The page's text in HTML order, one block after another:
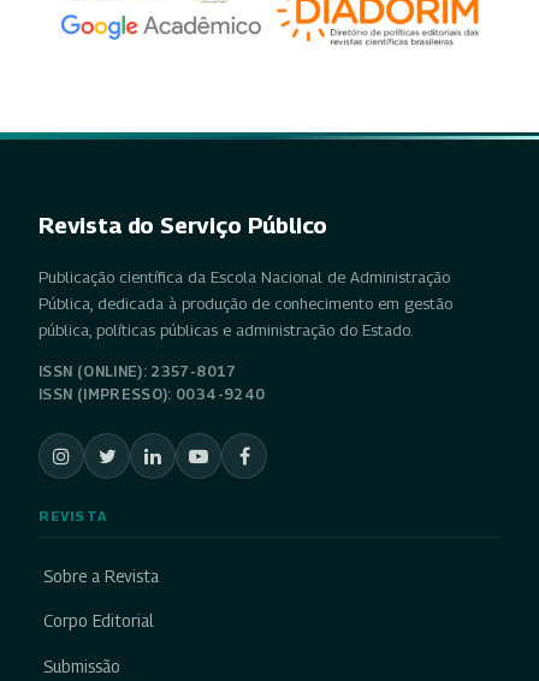
Revista do Serviço Público
Publicação científica da Escola Nacional de Administração
Pública, dedicada à produção de conhecimento em gestão
pública, políticas públicas e administração do Estado.
ISSN (ONLINE): 2357-8017
ISSN (IMPRESSO): 0034-9240
REVISTA
Sobre a Revista
Corpo Editorial
Submissão